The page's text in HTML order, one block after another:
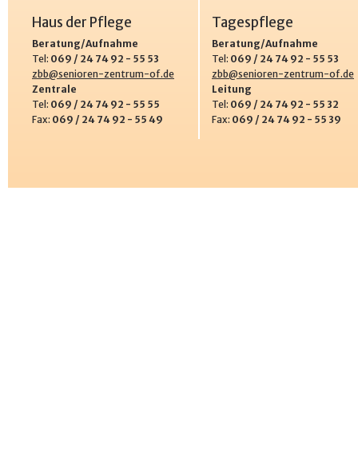
Haus der Pflege
Beratung/Aufnahme
Tel: 069 / 24 74 92 - 55 53
zbb@senioren-zentrum-of.de
Zentrale
Tel: 069 / 24 74 92 - 55 55
Fax: 069 / 24 74 92 - 55 49
Tagespflege
Beratung/Aufnahme
Tel: 069 / 24 74 92 - 55 53
zbb@senioren-zentrum-of.de
Leitung
Tel: 069 / 24 74 92 - 55 32
Fax: 069 / 24 74 92 - 55 39